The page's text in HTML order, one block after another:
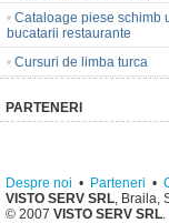
• Cataloage piese schimb
bucatarii restaurante
• Cursuri de limba turca
PARTENERI
Despre noi • Parteneri •
VISTO SERV SRL, Braila,
© 2007 VISTO SERV SRL.